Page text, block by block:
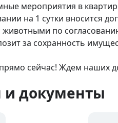
мероприятия в
на 1 сутки вносится
по
за сохранность
сейчас! Ждем наших
и документы